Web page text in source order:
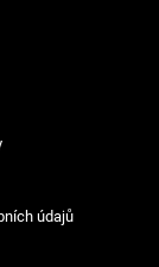
údajů